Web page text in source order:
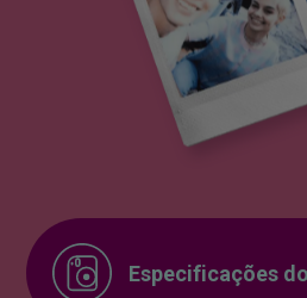
Especificações